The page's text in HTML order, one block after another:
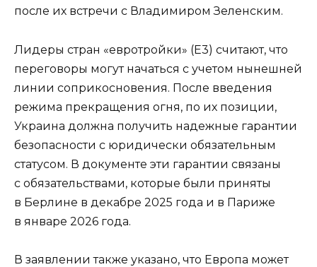
после их встречи с Владимиром Зеленским.
Лидеры стран «евротройки» (Е3) считают, что
переговоры могут начаться с учетом нынешней
линии соприкосновения. После введения
режима прекращения огня, по их позиции,
Украина должна получить надежные гарантии
безопасности с юридически обязательным
статусом. В документе эти гарантии связаны
с обязательствами, которые были приняты
в Берлине в декабре 2025 года и в Париже
в январе 2026 года.
В заявлении также указано, что Европа может